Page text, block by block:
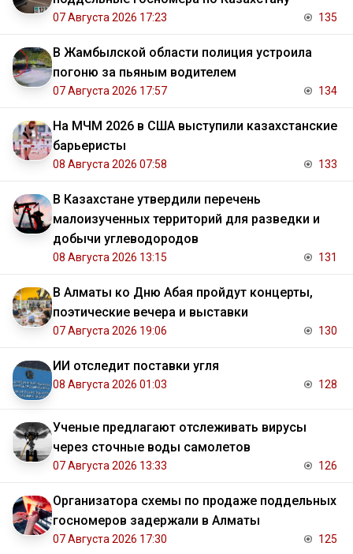
07 Августа 2026 17:23 135
В Жамбылской области полиция устроила
погоню за пьяным водителем
07 Августа 2026 17:57 134
На МЧМ 2026 в США выступили казахстанские
барьеристы
08 Августа 2026 07:58 133
В Казахстане утвердили перечень
малоизученных территорий для разведки и
добычи углеводородов
08 Августа 2026 13:15 131
В Алматы ко Дню Абая пройдут концерты,
поэтические вечера и выставки
07 Августа 2026 19:06 130
ИИ отследит поставки угля
08 Августа 2026 01:03 128
Ученые предлагают отслеживать вирусы
через сточные воды самолетов
07 Августа 2026 13:33 126
Организатора схемы по продаже поддельных
госномеров задержали в Алматы
07 Августа 2026 17:30 125